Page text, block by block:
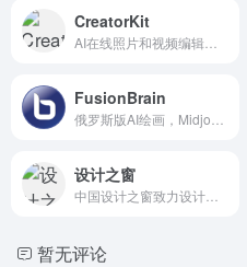
CreatorKit
FusionBrain
设计之窗
暂无评论